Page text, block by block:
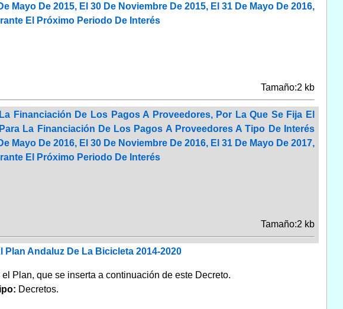
Mayo De 2015, El 30 De Noviembre De 2015, El 31 De Mayo De 2016,
El Próximo Periodo De Interés
Tamaño:2 kb
Financiación De Los Pagos A Proveedores, Por La Que Se Fija El
La Financiación De Los Pagos A Proveedores A Tipo De Interés
Mayo De 2016, El 30 De Noviembre De 2016, El 31 De Mayo De 2017,
El Próximo Periodo De Interés
Tamaño:2 kb
Plan Andaluz De La Bicicleta 2014-2020
Plan, que se inserta a continuación de este Decreto.
Decretos.